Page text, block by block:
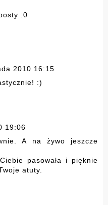
:0
2010 16:15
:)
19:06
A na żywo jeszcze
pasowała i pięknie
atuty.